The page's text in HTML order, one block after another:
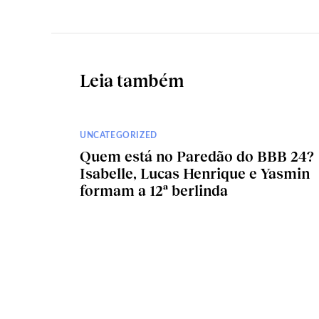
Leia também
UNCATEGORIZED
Quem está no Paredão do BBB 24?
Isabelle, Lucas Henrique e Yasmin
formam a 12ª berlinda